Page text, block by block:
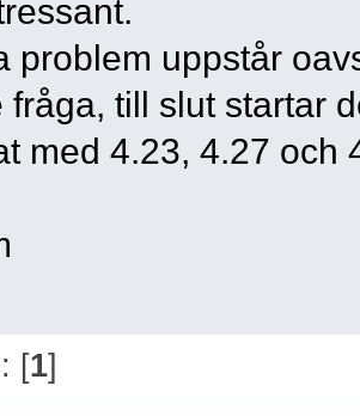
problem uppstår
fråga, till slut startar
med 4.23, 4.27 och
[1]